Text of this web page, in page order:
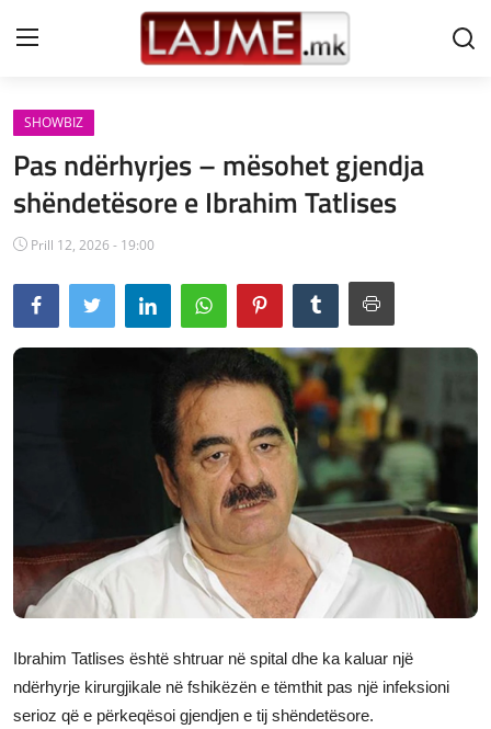
Shtëpi
LAJME MAQEDONI
SHQIPERI
KOSOVA
LAJME NGA BOTA
Gallery
SHOWBIZ
Pas ndërhyrjes – mësohet gjendja
shëndetësore e Ibrahim Tatlises
Prill 12, 2026 - 19:00
Ibrahim Tatlises është shtruar në spital dhe ka kaluar një
ndërhyrje kirurgjikale në fshikëzën e tëmthit pas një infeksioni
serioz që e përkeqësoi gjendjen e tij shëndetësore.